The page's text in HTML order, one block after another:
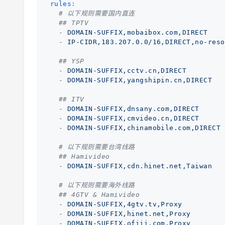
rules :
# 以下规则需要国内直连
## TPTV
-
DOMAIN-SUFFIX,mobaibox.com,DIRECT
-
IP-CIDR,183.207.0.0/16,DIRECT,no-
## YSP
-
DOMAIN-SUFFIX,cctv.cn,DIRECT
-
DOMAIN-SUFFIX,yangshipin.cn,DIRECT
## ITV
-
DOMAIN-SUFFIX,dnsany.com,DIRECT
-
DOMAIN-SUFFIX,cmvideo.cn,DIRECT
-
DOMAIN-SUFFIX,chinamobile.com,DIRECT
# 以下规则需要台湾线路
## Hamivideo
-
DOMAIN-SUFFIX,cdn.hinet.net,Taiwan
# 以下规则需要海外线路
## 4GTV & Hamivideo
-
DOMAIN-SUFFIX,4gtv.tv,Proxy
-
DOMAIN-SUFFIX,hinet.net,Proxy
-
DOMAIN-SUFFIX,ofiii.com,Proxy